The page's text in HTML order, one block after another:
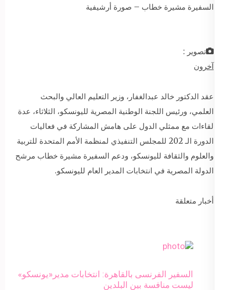
السفيرة مشيرة خطاب – صورة أرشيفية
تصوير :
آخرون
عقد الدكتور خالد عبدالغفار، وزير التعليم العالي والبحث
العلمي، ورئيس اللجنة الوطنية المصرية لليونسكو، الثلاثاء، عدة
لقاءات مع ممثلي الدول على هامش المشاركة في فعاليات
الدورة الـ 202 للمجلس التنفيذي لمنظمة الأمم المتحدة للتربية
والعلوم والثقافة لليونسكو، ودعم السفيرة مشيرة خطاب مرشح
الدولة المصرية في انتخابات المدير العام لليونسكو.
أخبار متعلقة
السفير الفرنسى بالقاهرة: انتخابات مدير«يونسكو»
ليست منافسة بين البلدين